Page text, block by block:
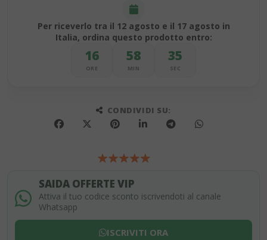
Per riceverlo tra il 12 agosto e il 17 agosto in
Italia, ordina questo prodotto entro:
16
ORE
58
MIN
34
SEC
CONDIVIDI SU:
SAIDA OFFERTE VIP
Attiva il tuo codice sconto iscrivendoti al canale
Whatsapp
ISCRIVITI ORA